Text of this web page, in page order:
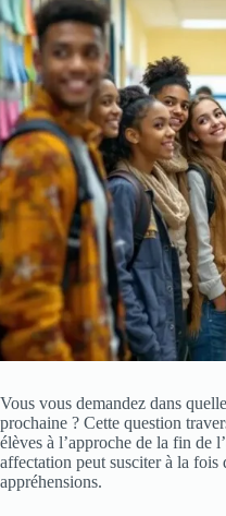
Vous vous demandez dans
prochaine ? Cette question
élèves à l’approche de la fin de
affectation peut susciter à la fois
appréhensions.